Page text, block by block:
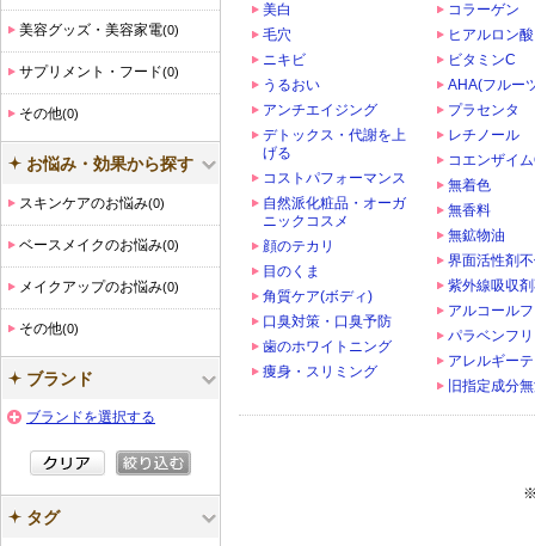
美白
毛穴
ニキビ
うるおい
アンチエイジング
デトックス・代謝を上
げる
コストパフォーマンス
自然派化粧品・オーガ
ニックコスメ
顔のテカリ
目のくま
角質ケア(ボディ)
口臭対策・口臭予防
歯のホワイトニング
痩身・スリミング
コラーゲン
ヒアルロン酸
ビタミンC
AHA(フルー
プラセンタ
レチノール
コエンザイ
無着色
無香料
無鉱物油
界面活性剤
紫外線吸収
アルコール
パラベンフ
アレルギー
旧指定成分
※
美容グッズ・美容家電(0)
サプリメント・フード(0)
その他(0)
お悩み・効果から探す
スキンケアのお悩み(0)
ベースメイクのお悩み(0)
メイクアップのお悩み(0)
その他(0)
ブランド
ブランドを選択する
タグ